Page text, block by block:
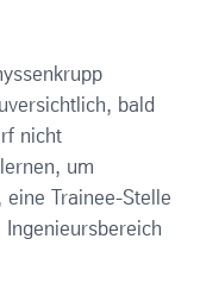
bald
nicht
um
Trainee-Stelle